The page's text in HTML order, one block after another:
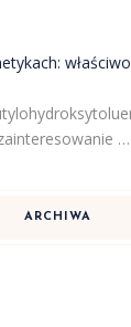
…
ARCHIWA